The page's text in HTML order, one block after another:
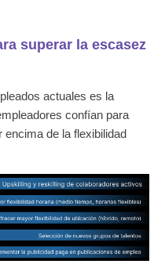
superar la escasez
actuales es la
confían para
de la flexibilidad